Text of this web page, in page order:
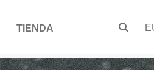
TIENDA